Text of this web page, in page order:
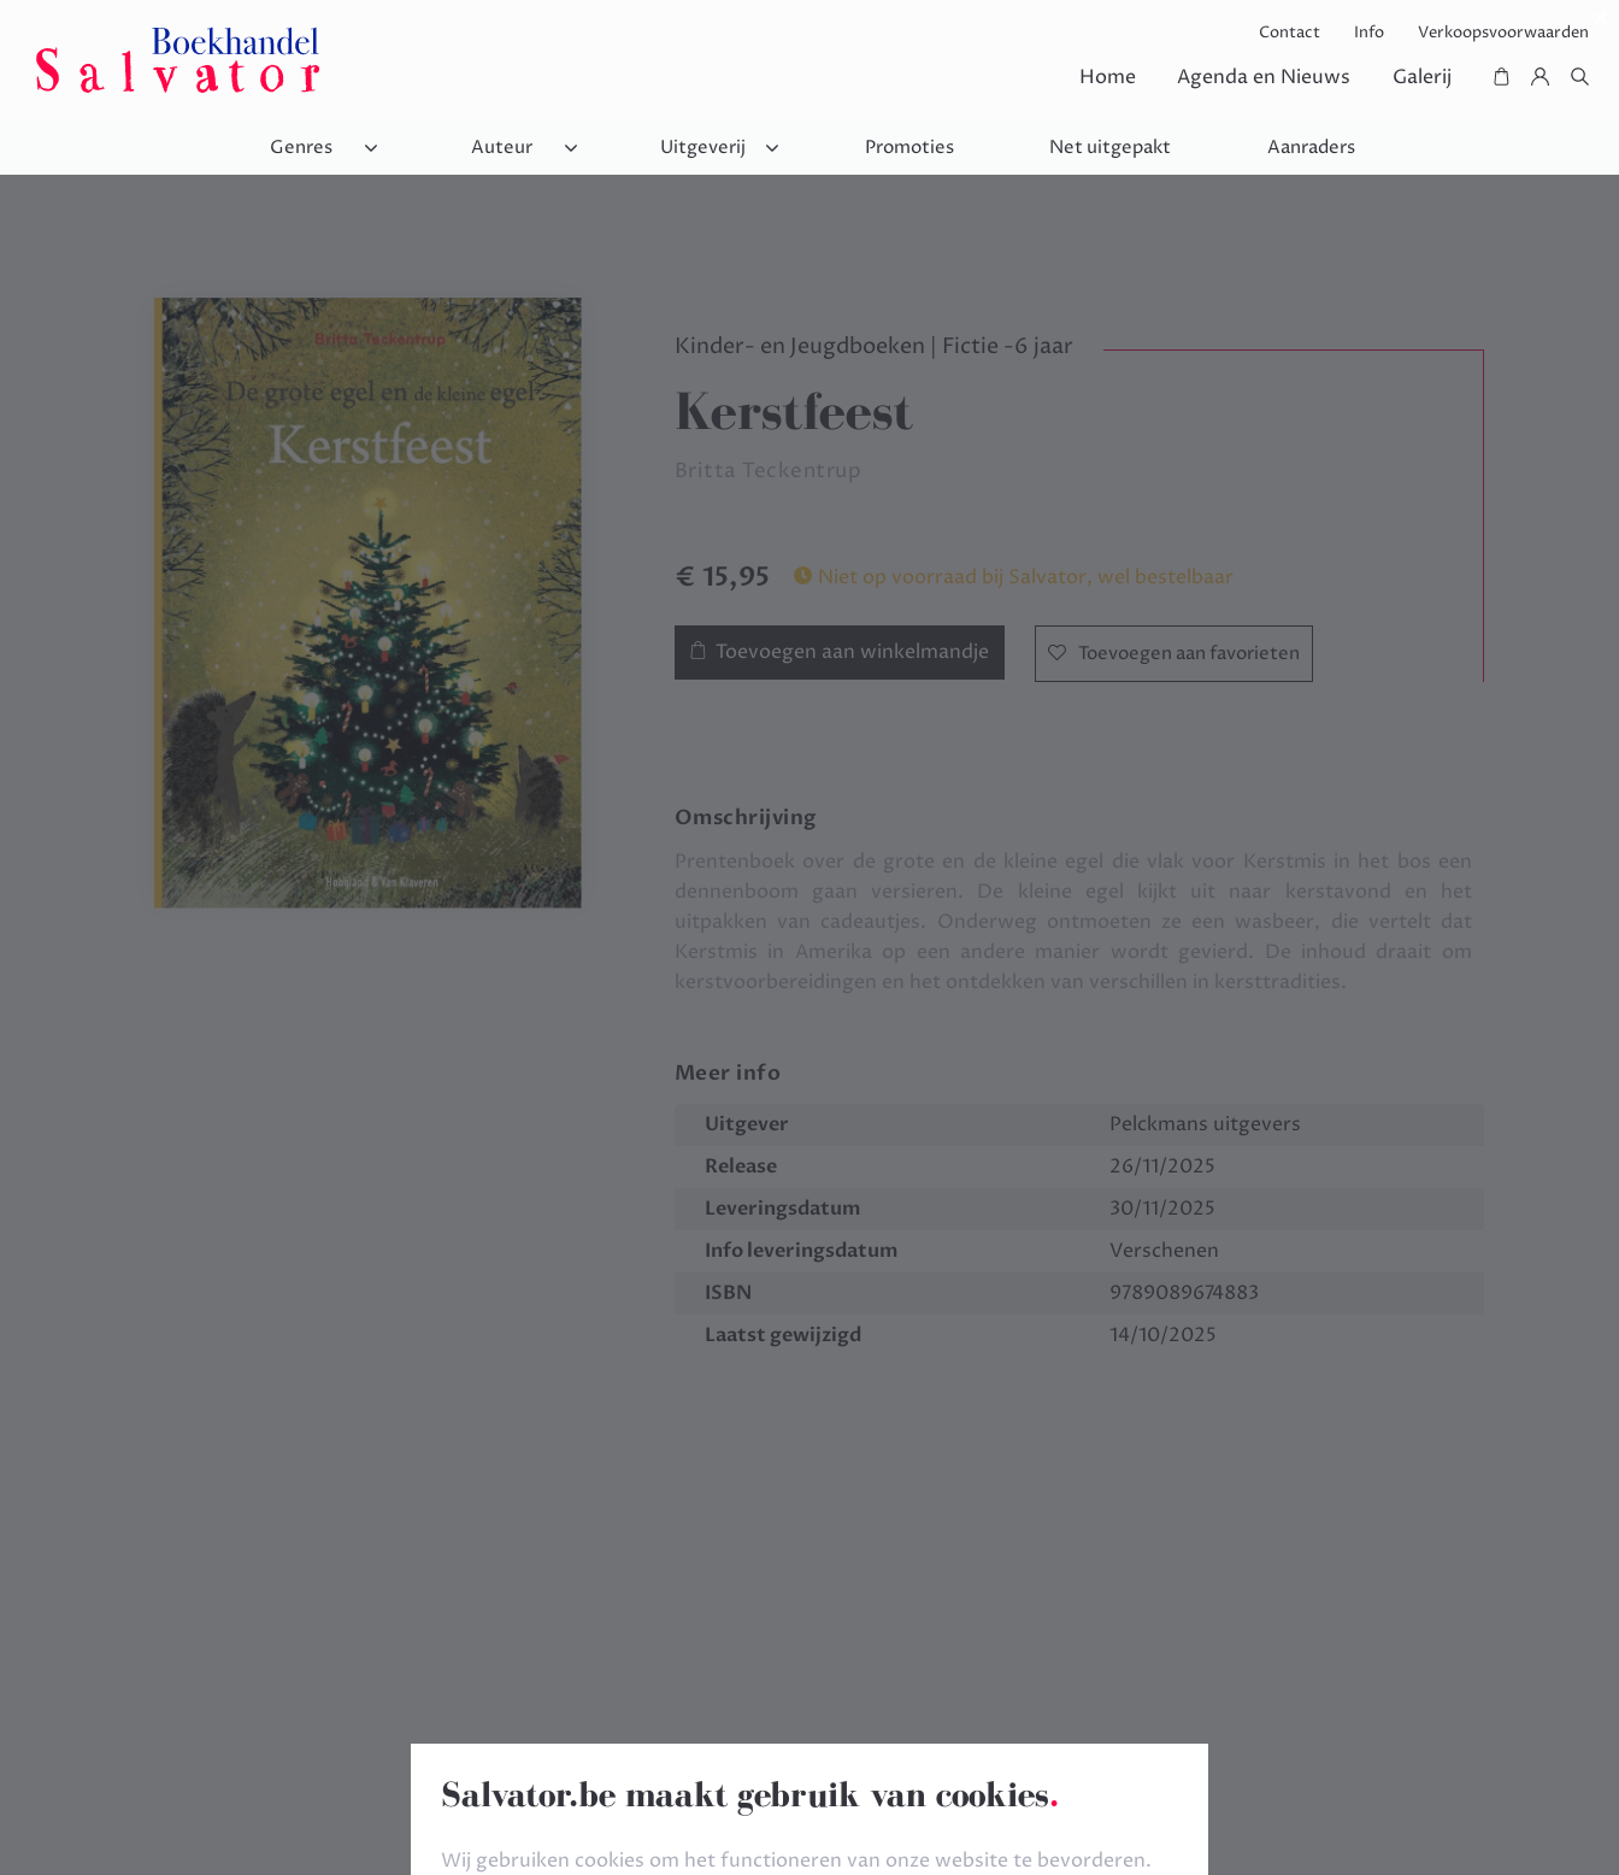
Contact Info Verkoopsvoorwaarden
Home Agenda en Nieuws Galerij
Genres Auteur Uitgeverij Promoties Net uitgepakt Aanraders
Kinder- en Jeugdboeken | Fictie -6 jaar
Kerstfeest
Britta Teckentrup
€ 15,95 Niet op voorraad bij Salvator, wel bestelbaar
Toevoegen aan winkelmandje Toevoegen aan favorieten
Omschrijving
Prentenboek over de grote en de kleine egel die vlak voor Kerstmis in het bos een
dennenboom gaan versieren. De kleine egel kijkt uit naar kerstavond en het
uitpakken van cadeautjes. Onderweg ontmoeten ze een wasbeer, die vertelt dat
Kerstmis in Amerika op een andere manier wordt gevierd. De inhoud draait om
kerstvoorbereidingen en het ontdekken van verschillen in kersttradities.
Meer info
Uitgever
Pelckmans uitgevers
Release
26/11/2025
Leveringsdatum
30/11/2025
Info leveringsdatum
Verschenen
ISBN
9789089674883
Laatst gewijzigd
14/10/2025
Salvator.be maakt gebruik van cookies.
Wij gebruiken cookies om het functioneren van onze website te bevorderen.